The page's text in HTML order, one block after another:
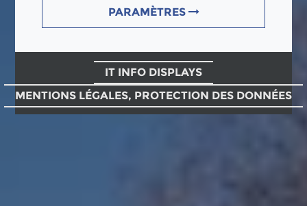
PARAMÈTRES
IT INFO DISPLAYS
MENTIONS LÉGALES, PROTECTION DES DONNÉES